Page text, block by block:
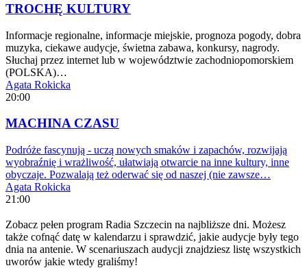
TROCHĘ KULTURY
Informacje regionalne, informacje miejskie, prognoza pogody, dobra
muzyka, ciekawe audycje, świetna zabawa, konkursy, nagrody.
Słuchaj przez internet lub w województwie zachodniopomorskiem
(POLSKA)…
Agata Rokicka
20:00
MACHINA CZASU
Podróże fascynują - uczą nowych smaków i zapachów, rozwijają
wyobraźnię i wrażliwość, ułatwiają otwarcie na inne kultury, inne
obyczaje. Pozwalają też oderwać się od naszej (nie zawsze…
Agata Rokicka
21:00
Zobacz pełen program Radia Szczecin na najbliższe dni. Możesz
także cofnąć datę w kalendarzu i sprawdzić, jakie audycje były tego
dnia na antenie. W scenariuszach audycji znajdziesz listę wszystkich
uworów jakie wtedy graliśmy!